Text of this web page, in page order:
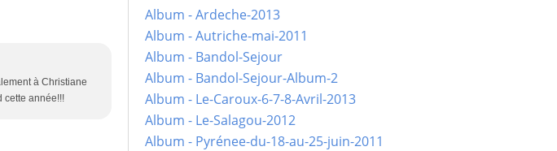
à Christiane
cette année!!!
Album - Ardeche-2013
Album - Autriche-mai-2011
Album - Bandol-Sejour
Album - Bandol-Sejour-Album-2
Album - Le-Caroux-6-7-8-Avril-2013
Album - Le-Salagou-2012
Album - Pyrénee-du-18-au-25-juin-2011